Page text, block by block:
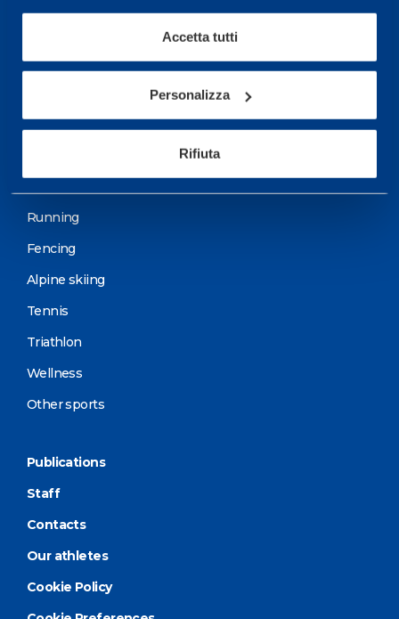
Accetta tutti
Personalizza
Rifiuta
Sport
Cycling and MTB
Running
Fencing
Alpine skiing
Tennis
Triathlon
Wellness
Other sports
Publications
Staff
Contacts
Our athletes
Cookie Policy